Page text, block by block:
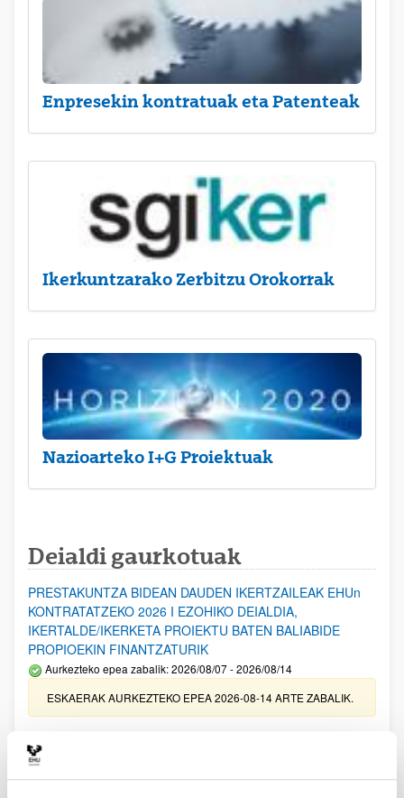
Enpresekin kontratuak eta Patenteak
Ikerkuntzarako Zerbitzu Orokorrak
Nazioarteko I+G Proiektuak
Deialdi gaurkotuak
PRESTAKUNTZA BIDEAN DAUDEN IKERTZAILEAK EHUn
KONTRATATZEKO 2026 I EZOHIKO DEIALDIA,
IKERTALDE/IKERKETA PROIEKTU BATEN BALIABIDE
PROPIOEKIN FINANTZATURIK
Aurkezteko epea zabalik: 2026/08/07 - 2026/08/14
ESKAERAK AURKEZTEKO EPEA 2026-08-14 ARTE ZABALIK.
erosi eta berritzeko laguntzak 2026
Izapide irekia